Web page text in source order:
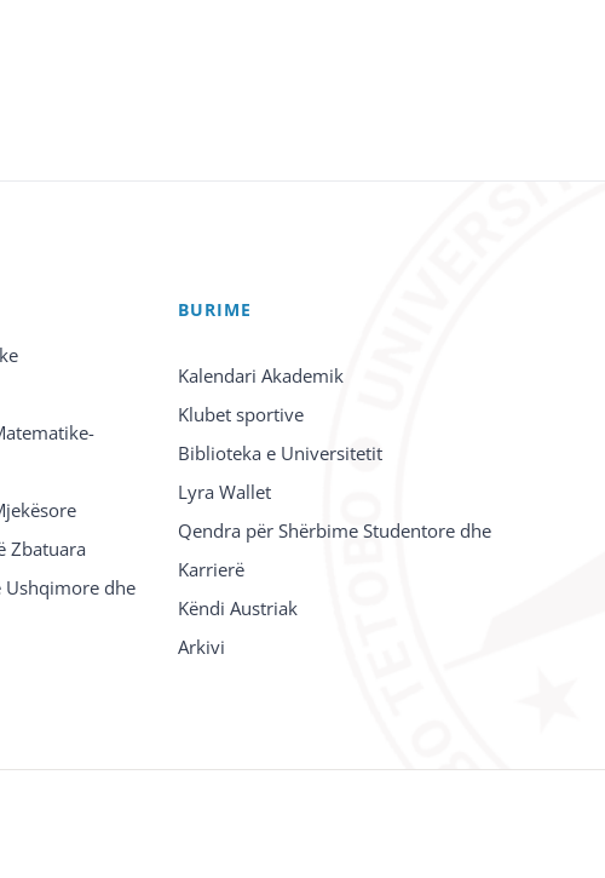
Zbatuara
Ushqimore dhe
BURIME
Kalendari Akademik
Klubet sportive
Biblioteka e Universitetit
Lyra Wallet
Qendra për Shërbime Studentore dhe
Karrierë
Këndi Austriak
Arkivi